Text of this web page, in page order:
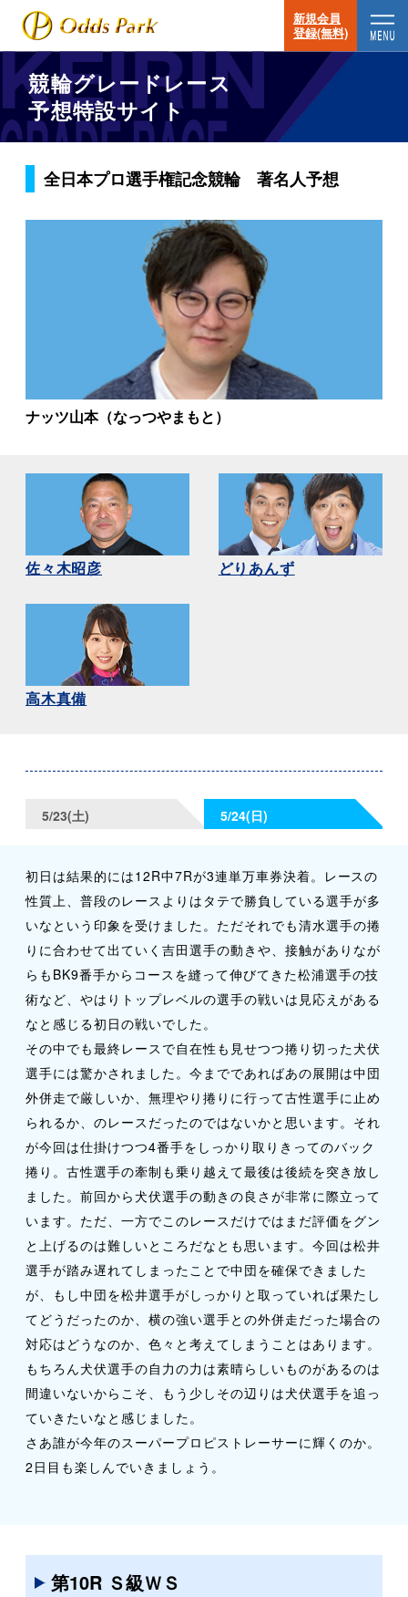
新規会員
登録(無料)
競輪グレードレース
予想特設サイト
全日本プロ選手権記念競輪 著名人予想
ナッツ山本（なっつやまもと）
佐々木昭彦 どりあんず
高木真備
5/23(土) 5/24(日)
初日は結果的には12R中7Rが3連単万車券決着。レースの
性質上、普段のレースよりはタテで勝負している選手が多
いなという印象を受けました。ただそれでも清水選手の捲
りに合わせて出ていく吉田選手の動きや、接触がありなが
らもBK9番手からコースを縫って伸びてきた松浦選手の技
術など、やはりトップレベルの選手の戦いは見応えがある
なと感じる初日の戦いでした。
その中でも最終レースで自在性も見せつつ捲り切った犬伏
選手には驚かされました。今までであればあの展開は中団
外併走で厳しいか、無理やり捲りに行って古性選手に止め
られるか、のレースだったのではないかと思います。それ
が今回は仕掛けつつ4番手をしっかり取りきってのバック
捲り。古性選手の牽制も乗り越えて最後は後続を突き放し
ました。前回から犬伏選手の動きの良さが非常に際立って
います。ただ、一方でこのレースだけではまだ評価をグン
と上げるのは難しいところだなとも思います。今回は松井
選手が踏み遅れてしまったことで中団を確保できました
が、もし中団を松井選手がしっかりと取っていれば果たし
てどうだったのか、横の強い選手との外併走だった場合の
対応はどうなのか、色々と考えてしまうことはあります。
もちろん犬伏選手の自力の力は素晴らしいものがあるのは
間違いないからこそ、もう少しその辺りは犬伏選手を追っ
ていきたいなと感じました。
さあ誰が今年のスーパープロピストレーサーに輝くのか。
2日目も楽しんでいきましょう。
第10R Ｓ級ＷＳ